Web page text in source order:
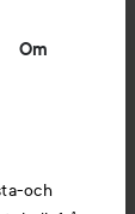
Om
och